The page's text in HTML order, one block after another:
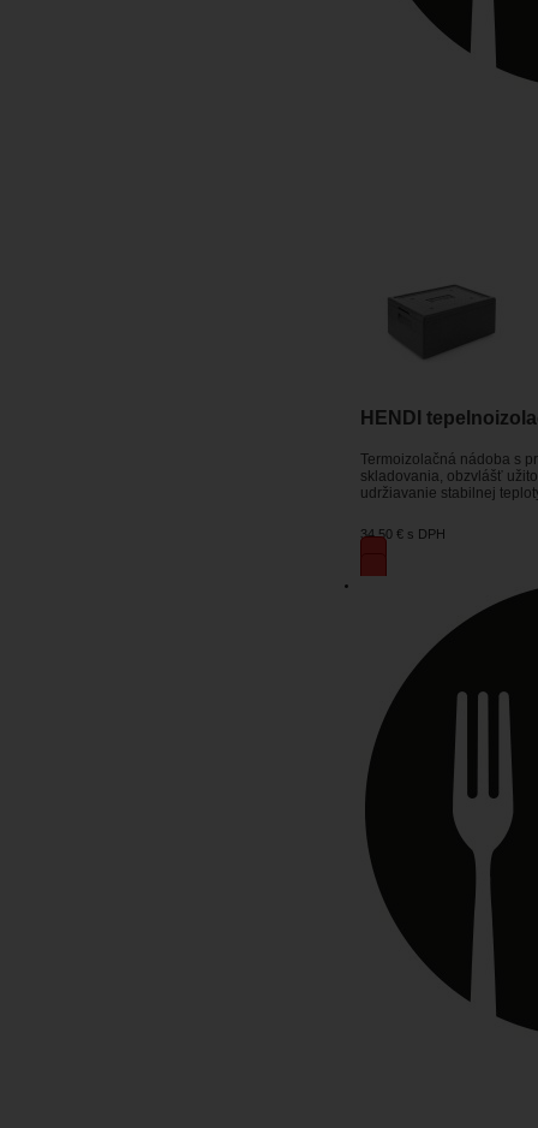
HENDI
Termoizolačná nádoba s
skladovania, obzvlášť
udržiavanie stabilnej
34,50 € s DPH